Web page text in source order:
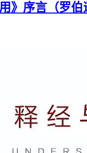
》序言（罗伯